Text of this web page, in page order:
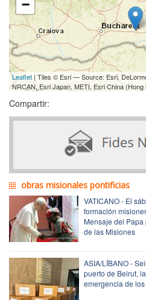
−
Leaflet | Tiles © Esri — Source: Esri,
NRCAN, Esri Japan, METI, Esri China
Compartir:
obras misionales pontificias
VATICANO - El
formación
Mensaje del
de las Misiones
ASIA/LÍBANO -
puerto de Beirut,
emergencia de